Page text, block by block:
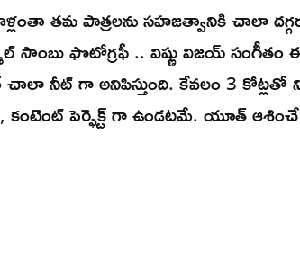
తమ పాత్రలను సహజత్వానికి చాలా
అజ్మల్ సాంబు ఫొటోగ్రఫీ .. విష్ణు విజయ్
నీట్ గా అనిపిస్తుంది. కేవలం 3 కోట్లతో
కంటెంట్ పెర్ఫెక్ట్ గా ఉండటమే. యూత్